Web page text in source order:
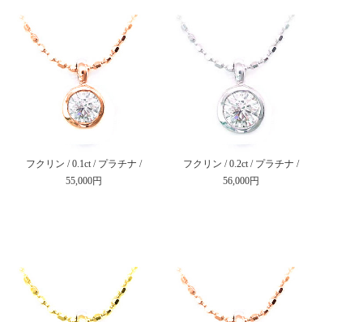
フクリン / 0.2ct / プラチナ /
56,000円
フクリン / 0.1ct / プラチナ /
55,000円